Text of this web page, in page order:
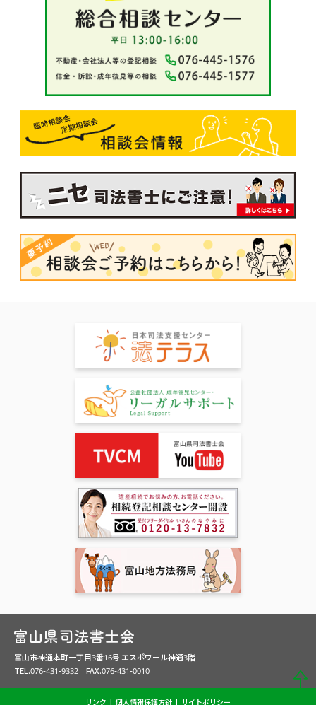
富山市神通本町一丁目3番16号 エスポワール神通3階
TEL.076-431-9332 FAX.076-431-0010
リンク 個人情報保護方針 サイトポリシー